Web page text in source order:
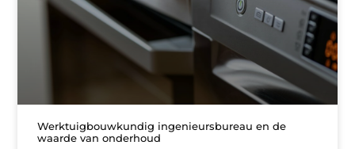
Werktuigbouwkundig ingenieursbureau en de
waarde van onderhoud